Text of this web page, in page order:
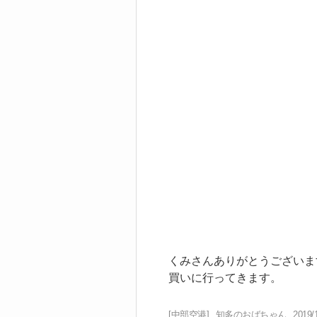
くみさんありがとうござい
買いに行ってきます。
[中部空港] 知多のおばちゃん 2019/